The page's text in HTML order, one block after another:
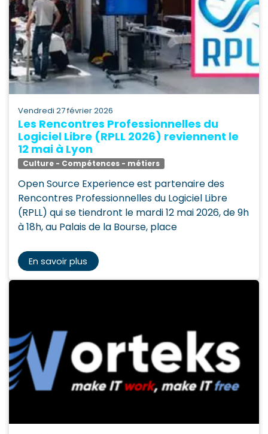
vendredi 27 février 2026
Les Rencontres Professionnelles du
Logiciel Libre (RPLL 2026) reviennent le
12 mai à Lyon
Culture - Compétences - métiers
Open Source Experience est partenaire des
Rencontres Professionnelles du Logiciel Libre
(RPLL) qui se tiendront le mardi 12 mai 2026, de 9h
à 18h, au Palais de la Bourse, place
En savoir plus